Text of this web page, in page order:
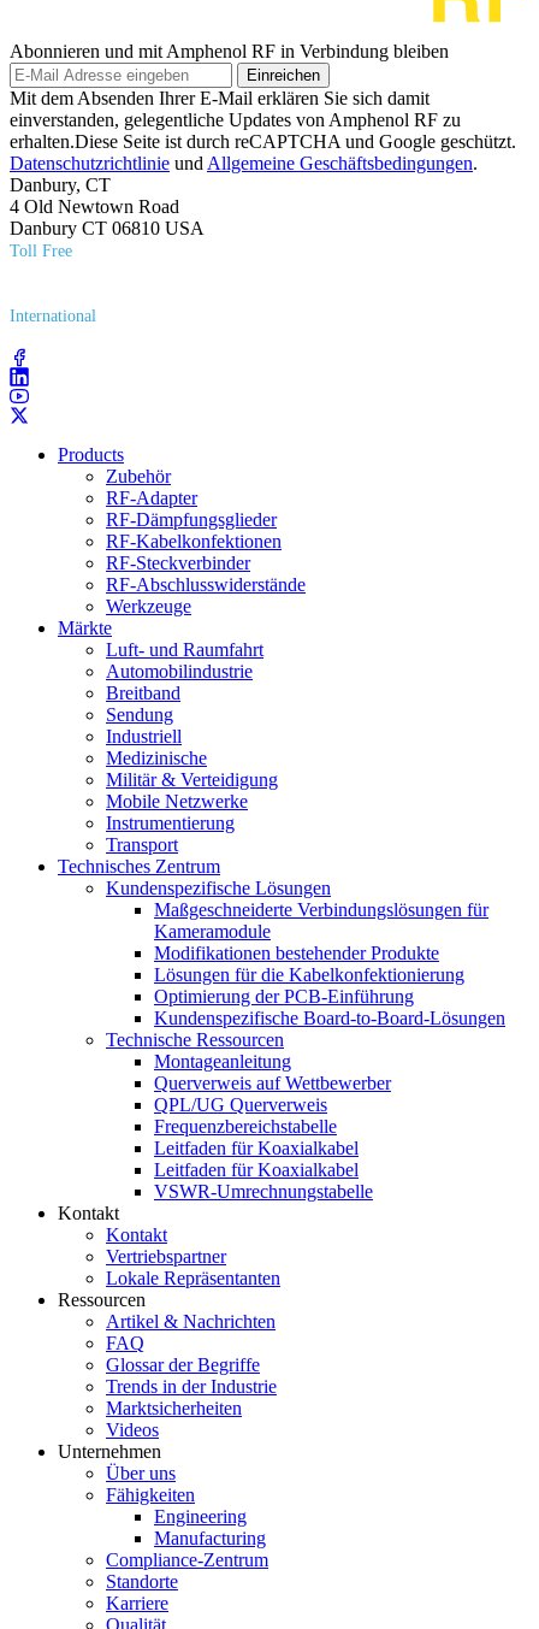
Abonnieren und mit Amphenol RF in Verbindung bleiben
Einreichen
Mit dem Absenden Ihrer E-Mail erklären Sie sich damit
einverstanden, gelegentliche Updates von Amphenol RF zu
erhalten.Diese Seite ist durch reCAPTCHA und Google geschützt.
Datenschutzrichtlinie und Allgemeine Geschäftsbedingungen.
Danbury, CT
4 Old Newtown Road
Danbury CT 06810 USA
Toll Free
International
Products
Zubehör
RF-Adapter
RF-Dämpfungsglieder
RF-Kabelkonfektionen
RF-Steckverbinder
RF-Abschlusswiderstände
Werkzeuge
Märkte
Luft- und Raumfahrt
Automobilindustrie
Breitband
Sendung
Industriell
Medizinische
Militär & Verteidigung
Mobile Netzwerke
Instrumentierung
Transport
Technisches Zentrum
Kundenspezifische Lösungen
Maßgeschneiderte Verbindungslösungen für
Kameramodule
Modifikationen bestehender Produkte
Lösungen für die Kabelkonfektionierung
Optimierung der PCB-Einführung
Kundenspezifische Board-to-Board-Lösungen
Technische Ressourcen
Montageanleitung
Querverweis auf Wettbewerber
QPL/UG Querverweis
Frequenzbereichstabelle
Leitfaden für Koaxialkabel
Leitfaden für Koaxialkabel
VSWR-Umrechnungstabelle
Kontakt
Kontakt
Vertriebspartner
Lokale Repräsentanten
Ressourcen
Artikel & Nachrichten
FAQ
Glossar der Begriffe
Trends in der Industrie
Marktsicherheiten
Videos
Unternehmen
Über uns
Fähigkeiten
Engineering
Manufacturing
Compliance-Zentrum
Standorte
Karriere